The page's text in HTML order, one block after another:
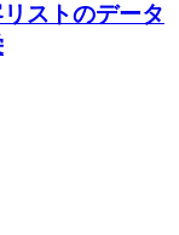
ストのデータ